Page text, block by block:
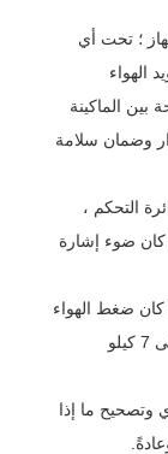
؛ تحت أي
الهواء
بين الماكينة
وضمان سلامة
التحكم ،
ضوء إشارة
ضغط الهواء
في أنبوب الهواء ضمن المعدل الطبيعي من 6 إلى 7 كيلو
وتصحيح ما إذا